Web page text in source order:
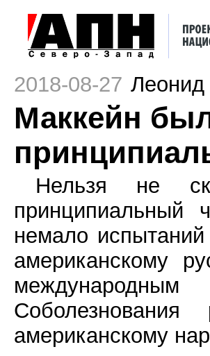
2018-08-27 Леонид
Маккейн
Нельзя не
принципиальный
немало
американскому
американскому